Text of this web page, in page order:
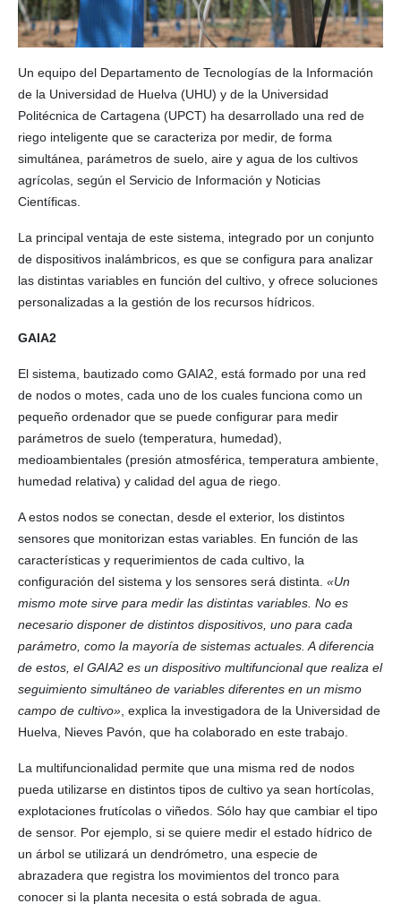
Un equipo del Departamento de Tecnologías de la Información
de la Universidad de Huelva (UHU) y de la Universidad
Politécnica de Cartagena (UPCT) ha desarrollado una red de
riego inteligente que se caracteriza por medir, de forma
simultánea, parámetros de suelo, aire y agua de los cultivos
agrícolas, según el Servicio de Información y Noticias
Científicas.
La principal ventaja de este sistema, integrado por un conjunto
de dispositivos inalámbricos, es que se configura para analizar
las distintas variables en función del cultivo, y ofrece soluciones
personalizadas a la gestión de los recursos hídricos.
GAIA2
El sistema, bautizado como GAIA2, está formado por una red
de nodos o motes, cada uno de los cuales funciona como un
pequeño ordenador que se puede configurar para medir
parámetros de suelo (temperatura, humedad),
medioambientales (presión atmosférica, temperatura ambiente,
humedad relativa) y calidad del agua de riego.
A estos nodos se conectan, desde el exterior, los distintos
sensores que monitorizan estas variables. En función de las
características y requerimientos de cada cultivo, la
configuración del sistema y los sensores será distinta. «Un
mismo mote sirve para medir las distintas variables. No es
necesario disponer de distintos dispositivos, uno para cada
parámetro, como la mayoría de sistemas actuales. A diferencia
de estos, el GAIA2 es un dispositivo multifuncional que realiza el
seguimiento simultáneo de variables diferentes en un mismo
campo de cultivo» , explica la investigadora de la Universidad de
Huelva, Nieves Pavón, que ha colaborado en este trabajo.
La multifuncionalidad permite que una misma red de nodos
pueda utilizarse en distintos tipos de cultivo ya sean hortícolas,
explotaciones frutícolas o viñedos. Sólo hay que cambiar el tipo
de sensor. Por ejemplo, si se quiere medir el estado hídrico de
un árbol se utilizará un dendrómetro, una especie de
abrazadera que registra los movimientos del tronco para
conocer si la planta necesita o está sobrada de agua.